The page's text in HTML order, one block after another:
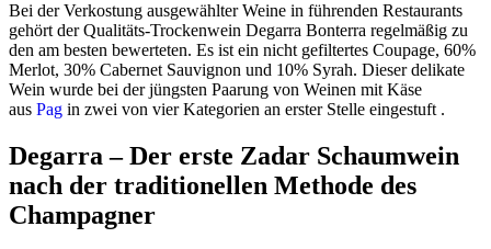
Bei der Verkostung ausgewählter Weine in führenden Restaurants
gehört der Qualitäts-Trockenwein Degarra Bonterra regelmäßig zu
den am besten bewerteten. Es ist ein nicht gefiltertes Coupage, 60%
Merlot, 30% Cabernet Sauvignon und 10% Syrah. Dieser delikate
Wein wurde bei der jüngsten Paarung von Weinen mit Käse
aus Pag in zwei von vier Kategorien an erster Stelle eingestuft .
Degarra – Der erste Zadar Schaumwein
nach der traditionellen Methode des
Champagner